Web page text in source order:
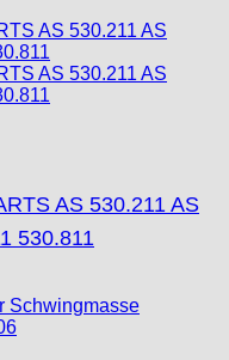
AS 530.211 AS
530.811